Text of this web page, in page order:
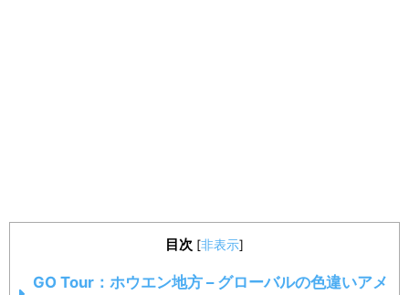
目次 [非表示]
GO Tour：ホウエン地方 – グローバルの色違いアメ